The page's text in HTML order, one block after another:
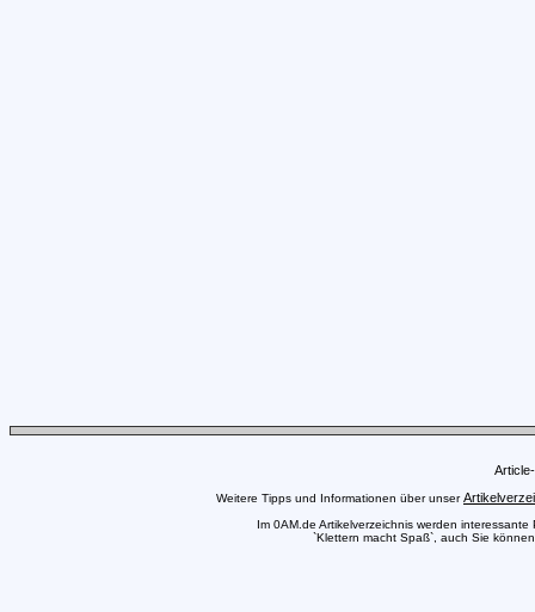
Weitere Tipps und Informationen über unser
Im 0AM.de Artikelverzeichnis werden
`Klettern macht Spaß`, auch Sie